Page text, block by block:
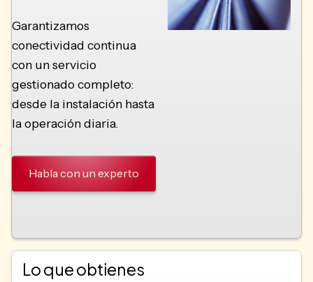
Garantizamos
conectividad continua
con un servicio
gestionado completo:
desde la instalación hasta
la operación diaria.
Habla con un experto
Lo que obtienes